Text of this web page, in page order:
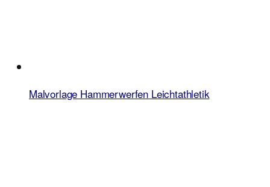
Malvorlage Hammerwerfen Leichtathletik